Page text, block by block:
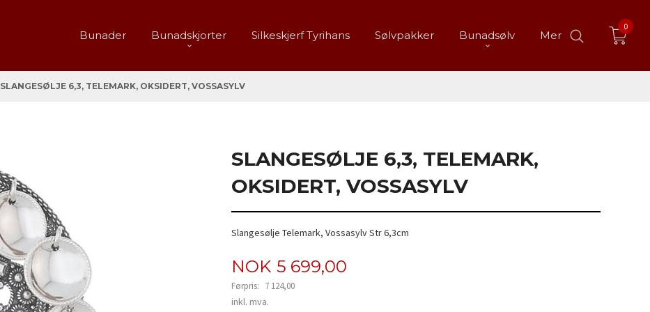
Bunader Bunadskjorter Silkeskjerf Tyrihans Sølvpakker Bunadsølv Mer
0
SLANGESØLJE 6,3, TELEMARK, OKSIDERT, VOSSASYLV
SLANGESØLJE 6,3, TELEMARK,
OKSIDERT, VOSSASYLV
Slangesølje Telemark, Vossasylv Str 6,3cm
Tilbud
NOK 5 699,00
Førpris: 7 124,00
Rabatt
inkl. mva.